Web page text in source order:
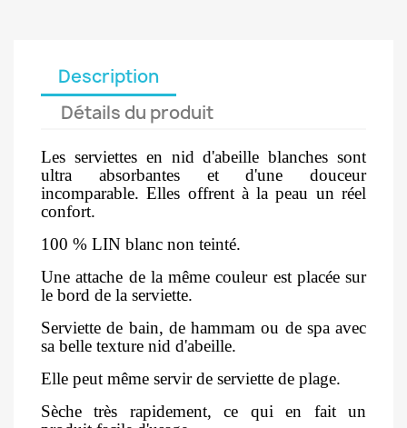
Description
Détails du produit
Les serviettes en nid d'abeille blanches sont
ultra absorbantes et d'une douceur
incomparable. Elles offrent à la peau un réel
confort.
100 % LIN blanc non teinté.
Une attache de la même couleur est placée sur
le bord de la serviette.
Serviette de bain, de hammam ou de spa avec
sa belle texture nid d'abeille.
Elle peut même servir de serviette de plage.
Sèche très rapidement, ce qui en fait un